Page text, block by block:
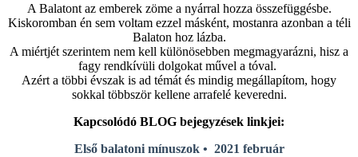
A Balatont az emberek zöme a nyárral hozza összefüggésbe.
Kiskoromban én sem voltam ezzel másként, mostanra azonban a téli
Balaton hoz lázba.
A miértjét szerintem nem kell különösebben megmagyarázni, hisz a
fagy rendkívüli dolgokat művel a tóval.
Azért a többi évszak is ad témát és mindig megállapítom, hogy
sokkal többször kellene arrafelé keveredni.
Kapcsolódó BLOG bejegyzések linkjei:
Első balatoni mínuszok • 2021 február